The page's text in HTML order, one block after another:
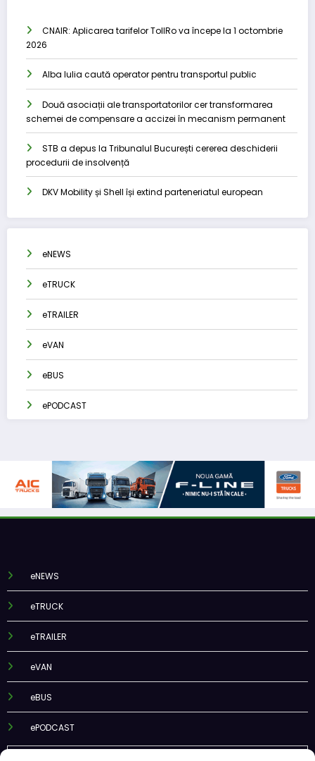
CNAIR: Aplicarea tarifelor TollRo va începe la 1 octombrie
2026
Alba Iulia caută operator pentru transportul public
Două asociații ale transportatorilor cer transformarea
schemei de compensare a accizei în mecanism permanent
STB a depus la Tribunalul București cererea deschiderii
procedurii de insolvență
DKV Mobility și Shell își extind parteneriatul european
eNEWS
eTRUCK
eTRAILER
eVAN
eBUS
ePODCAST
eNEWS
eTRUCK
eTRAILER
eVAN
eBUS
ePODCAST